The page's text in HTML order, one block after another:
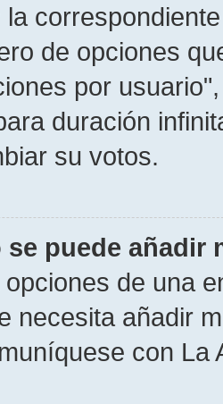
de opciones
por
duración
su votos.
se puede añadir
de una
necesita añadir
con La